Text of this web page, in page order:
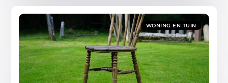
WONING EN TUIN